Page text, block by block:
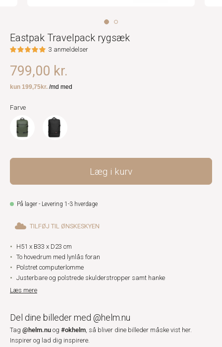
Eastpak Travelpack rygsæk
3 anmeldelser
799,00 kr.
Farve
Læg i kurv
På lager - Levering 1-3 hverdage
TILFØJ TIL ØNSKESKYEN
H51 x B33 x D23 cm
To hovedrum med lynlås foran
Polstret computerlomme
Justerbare og polstrede skulderstropper samt hanke
Læs mere
Del dine billeder med @helm.nu
Tag @helm.nu og #okhelm, så bliver dine billeder måske vist her.
Inspirer og lad dig inspirere.